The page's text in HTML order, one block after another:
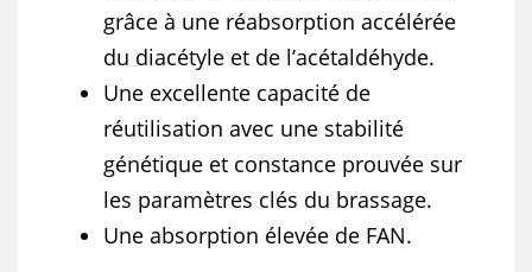
grâce à une réabsorption accélérée
du diacétyle et de l’acétaldéhyde.
Une excellente capacité de
réutilisation avec une stabilité
génétique et constance prouvée sur
les paramètres clés du brassage.
Une absorption élevée de FAN.